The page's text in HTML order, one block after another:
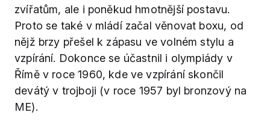
zvířatům, ale i poněkud hmotnější postavu.
Proto se také v mládí začal věnovat boxu, od
nějž brzy přešel k zápasu ve volném stylu a
vzpírání. Dokonce se účastnil i olympiády v
Římě v roce 1960, kde ve vzpírání skončil
devátý v trojboji (v roce 1957 byl bronzový na
ME).